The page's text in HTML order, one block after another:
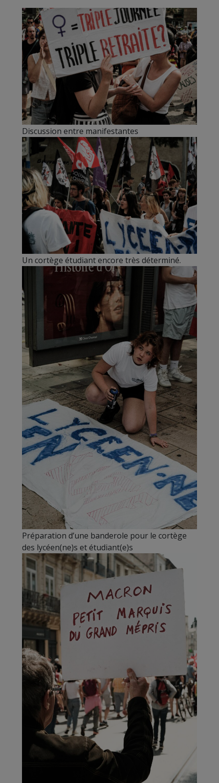
Discussion entre manifestantes
Un cortège étudiant encore très déterminé.
Préparation d’une banderole pour le cortège
des lycéen(ne)s et étudiant(e)s